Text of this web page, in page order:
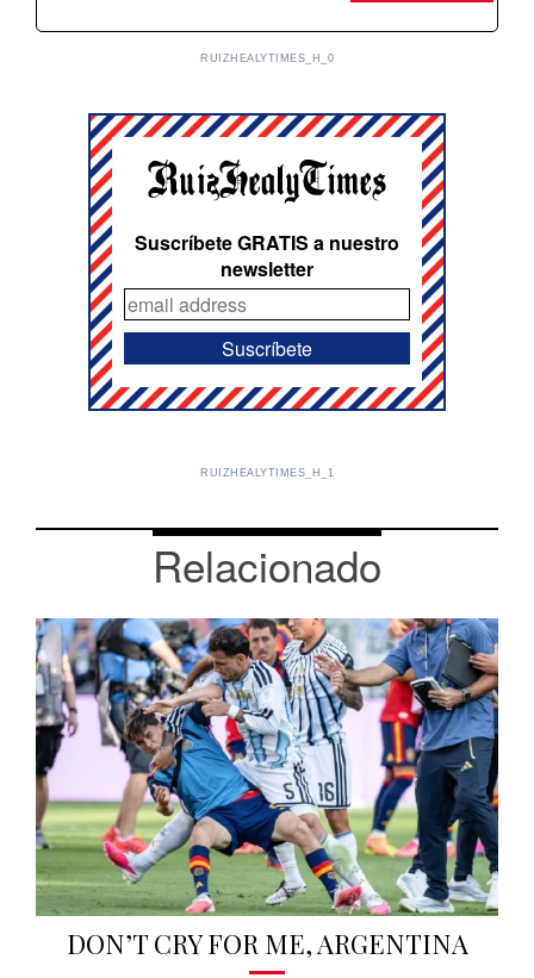
RUIZHEALYTIMES_H_0
Suscríbete GRATIS a nuestro
newsletter
RUIZHEALYTIMES_H_1
Relacionado
DON’T CRY FOR ME, ARGENTINA